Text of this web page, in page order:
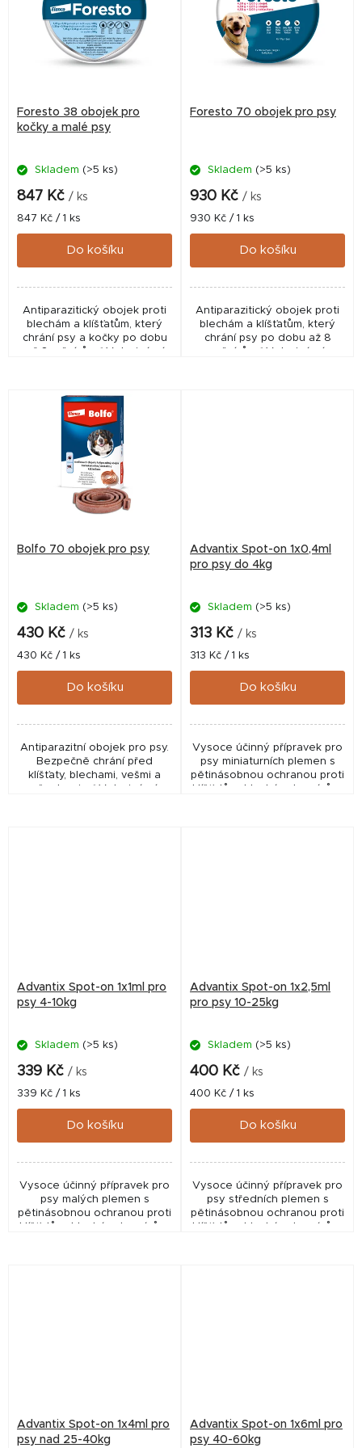
o
Foresto 38 obojek pro
kočky a malé psy
Skladem (>5 ks)
847 Kč / ks
Měrná
cena:
847 Kč / 1 ks
Do košíku
Antiparazitický obojek proti
blechám a klíšťatům, který
chrání psy a kočky po dobu
až 8 měsíců. ✅ Veterinární
toto zboží...
Foresto 70 obojek pro psy
Skladem (>5 ks)
930 Kč / ks
Měrná
cena:
930 Kč / 1 ks
Do košíku
Antiparazitický obojek proti
blechám a klíšťatům, který
chrání psy po dobu až 8
měsíců. ✅ Veterinární
Bolfo 70 obojek pro psy
Skladem (>5 ks)
430 Kč / ks
Měrná
cena:
430 Kč / 1 ks
Do košíku
Antiparazitní obojek pro psy.
Bezpečně chrání před
klíšťaty, blechami, vešmi a
Advantix Spot-on 1x0,4ml
pro psy do 4kg
Skladem (>5 ks)
313 Kč / ks
Měrná
cena:
313 Kč / 1 ks
Do košíku
Vysoce účinný přípravek pro
psy miniaturních plemen s
pětinásobnou ochranou proti
Advantix Spot-on 1x1ml pro
psy 4-10kg
Skladem (>5 ks)
339 Kč / ks
Měrná
cena:
339 Kč / 1 ks
Do košíku
Vysoce účinný přípravek pro
psy malých plemen s
pětinásobnou ochranou proti
klíšťatům, blechám, komárům,
Advantix Spot-on 1x2,5ml
pro psy 10-25kg
Skladem (>5 ks)
400 Kč / ks
Měrná
cena:
400 Kč / 1 ks
Do košíku
Vysoce účinný přípravek pro
psy středních plemen s
pětinásobnou ochranou proti
klíšťatům, blechám, komárům,
Advantix Spot-on 1x4ml pro
psy nad 25-40kg
Advantix Spot-on 1x6ml pro
psy 40-60kg